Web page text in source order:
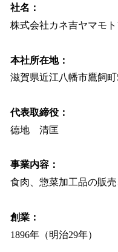
社名：
株式会社カネ吉ヤマモ
本社所在地：
滋賀県近江八幡市鷹飼町
代表取締役：
德地 清匡
事業内容：
食肉、惣菜加工品の販
創業：
1896年（明治29年）